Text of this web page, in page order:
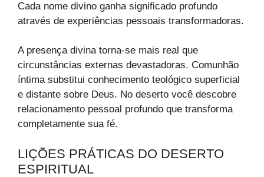
Cada nome divino ganha significado profundo
através de experiências pessoais transformadoras.
A presença divina torna-se mais real que
circunstâncias externas devastadoras. Comunhão
íntima substitui conhecimento teológico superficial
e distante sobre Deus. No deserto você descobre
relacionamento pessoal profundo que transforma
completamente sua fé.
LIÇÕES PRÁTICAS DO DESERTO
ESPIRITUAL